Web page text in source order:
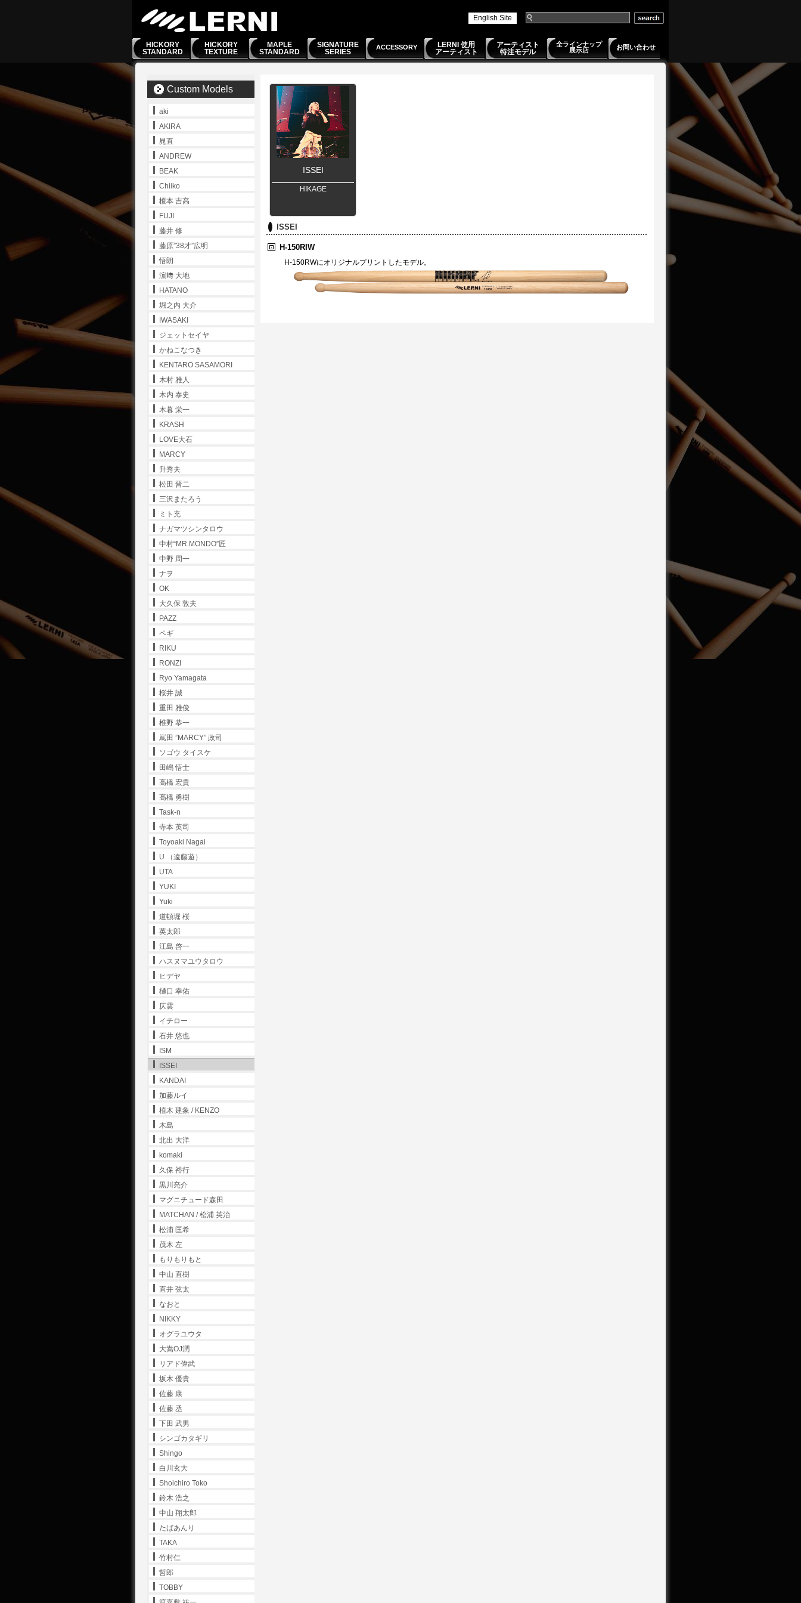
English Site
HICKORY
STANDARD
HICKORY
TEXTURE
MAPLE
STANDARD
SIGNATURE
SERIES
ACCESSORY
LERNI 使用
アーティスト
アーティスト
特注モデル
全ラインナップ
展示店
お問い合わせ
ISSEI
HIKAGE
ISSEI
H-150RIW
H-150RWにオリジナルプリントしたモデル。
Custom Models
aki
AKIRA
晁直
ANDREW
BEAK
Chiiko
榎本 吉高
FUJI
藤井 修
藤原”38才”広明
悟朗
濵﨑 大地
HATANO
堀之内 大介
IWASAKI
ジェットセイヤ
かねこなつき
KENTARO SASAMORI
木村 雅人
木内 泰史
木暮 栄一
KRASH
LOVE大石
MARCY
升秀夫
松田 晋二
三沢またろう
ミト充
ナガマツシンタロウ
中村“MR.MONDO”匠
中野 周一
ナヲ
OK
大久保 敦夫
PAZZ
ペギ
RIKU
RONZI
Ryo Yamagata
桜井 誠
重田 雅俊
椎野 恭一
嶌田 ”MARCY” 政司
ソゴウ タイスケ
田嶋 悟士
高橋 宏貴
髙橋 勇樹
Task-n
寺本 英司
Toyoaki Nagai
U （遠藤遊）
UTA
YUKI
Yuki
道頓堀 桜
英太郎
江島 啓一
ハスヌマユウタロウ
ヒデヤ
樋口 幸佑
仄雲
イチロー
石井 悠也
ISM
ISSEI
KANDAI
加藤ルイ
植木 建象 / KENZO
木島
北出 大洋
komaki
久保 裕行
黒川亮介
マグニチュード森田
MATCHAN / 松浦 英治
松浦 匡希
茂木 左
もりもりもと
中山 直樹
直井 弦太
なおと
NIKKY
オグラユウタ
大嵩OJ潤
リアド偉武
坂木 優貴
佐藤 康
佐藤 丞
下田 武男
シンゴカタギリ
Shingo
白川玄大
Shoichiro Toko
鈴木 浩之
中山 翔太郎
たばあんり
TAKA
竹村仁
哲郎
TOBBY